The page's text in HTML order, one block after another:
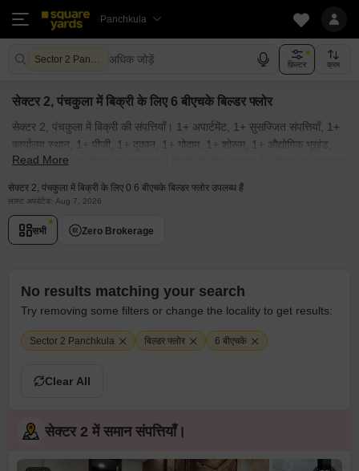
Panchkula
Sector 2 Panchkula अधिक जोड़ें फ़िल्टर क्रम
सेक्टर 2, पंचकुला में बिक्री के लिए 6 बीएचके बिल्डर फ्लोर
सेक्टर 2, पंचकुला में बिक्री की संपत्तियाँ। 1+ अपार्टमेंट, 1+ सुसज्जित संपत्तियाँ, 1+
कार्यालय स्थान, 1+ पीजी, 1+ दुकान, 1+ गोदाम, 1+ शोरूम, 1+ औद्योगिक भूखंड,
1+ स्वतंत्र मकान, सेक्टर 2, पंचकुला में बिक्री के लिए उपलब्ध हैं। सेक्टर 2, पंचकुला
में बिक्री की सुसज्जित और अर्ध-सुसज्जित संपत्तियाँ। सेक्टर 2, पंचकुला के पास सभी
आवासीय और वाणिज्यिक बिक्री की संपत्तियाँ। मालिकों द्वारा पोस्ट की गई सेक्टर 2,
पंचकुला में बिक्री की संपत्ति। सेक्टर 2, पंचकुला और आस-पास के क्षेत्रों में किफायती
बिक्री की संपत्तियों की खोज करें जो आपके बजट में हो। इसके अलावा, सेक्टर 2,
squareyards.com का अन्वेषण करें और सेक्टर 2, पंचकुला के पास बिना किसी
परेशानी के बिक्री की संपत्ति प्राप्त करें।
Read More
सेक्टर 2, पंचकुला में बिक्री के लिए 0 6 बीएचके बिल्डर फ्लोर उपलब्ध हैं
लास्ट अपडेटेड: Aug 7, 2026
सभी Zero Brokerage
No results matching your search
Try removing some filters or change the locality to get results:
Sector 2 Panchkula बिल्डर फ्लोर 6 बीएचके
Clear All
सेक्टर 2 में समान संपत्तियाँ।